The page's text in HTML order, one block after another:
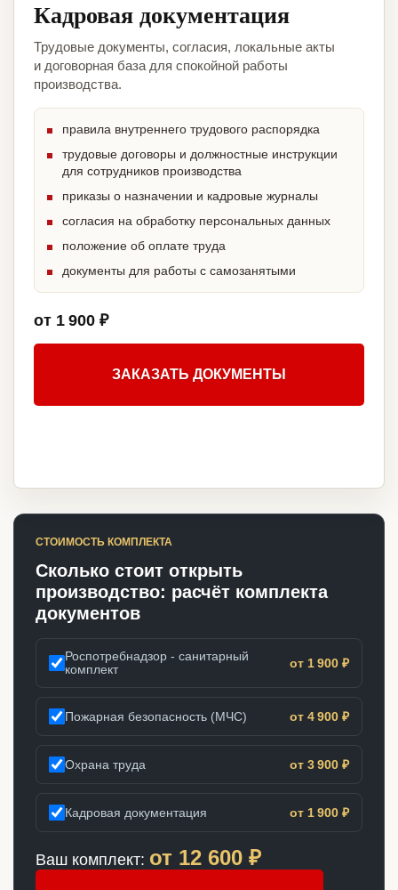
Кадровая документация
Трудовые документы, согласия, локальные акты
и договорная база для спокойной работы
производства.
правила внутреннего трудового распорядка
трудовые договоры и должностные инструкции
для сотрудников производства
приказы о назначении и кадровые журналы
согласия на обработку персональных данных
положение об оплате труда
документы для работы с самозанятыми
от 1 900 ₽
ЗАКАЗАТЬ ДОКУМЕНТЫ
СТОИМОСТЬ КОМПЛЕКТА
Сколько стоит открыть
производство: расчёт комплекта
документов
Роспотребнадзор - санитарный
комплект
от 1 900 ₽
Пожарная безопасность (МЧС) от 4 900 ₽
Охрана труда от 3 900 ₽
Кадровая документация от 1 900 ₽
Ваш комплект: от 12 600 ₽